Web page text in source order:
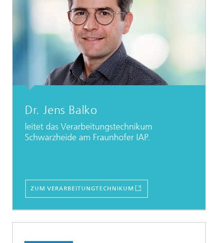
Dr. Jens Balko
leitet das Verarbeitungstechnikum
Schwarzheide am Fraunhofer IAP.
ZUM VERARBEITUNGTECHNIKUM